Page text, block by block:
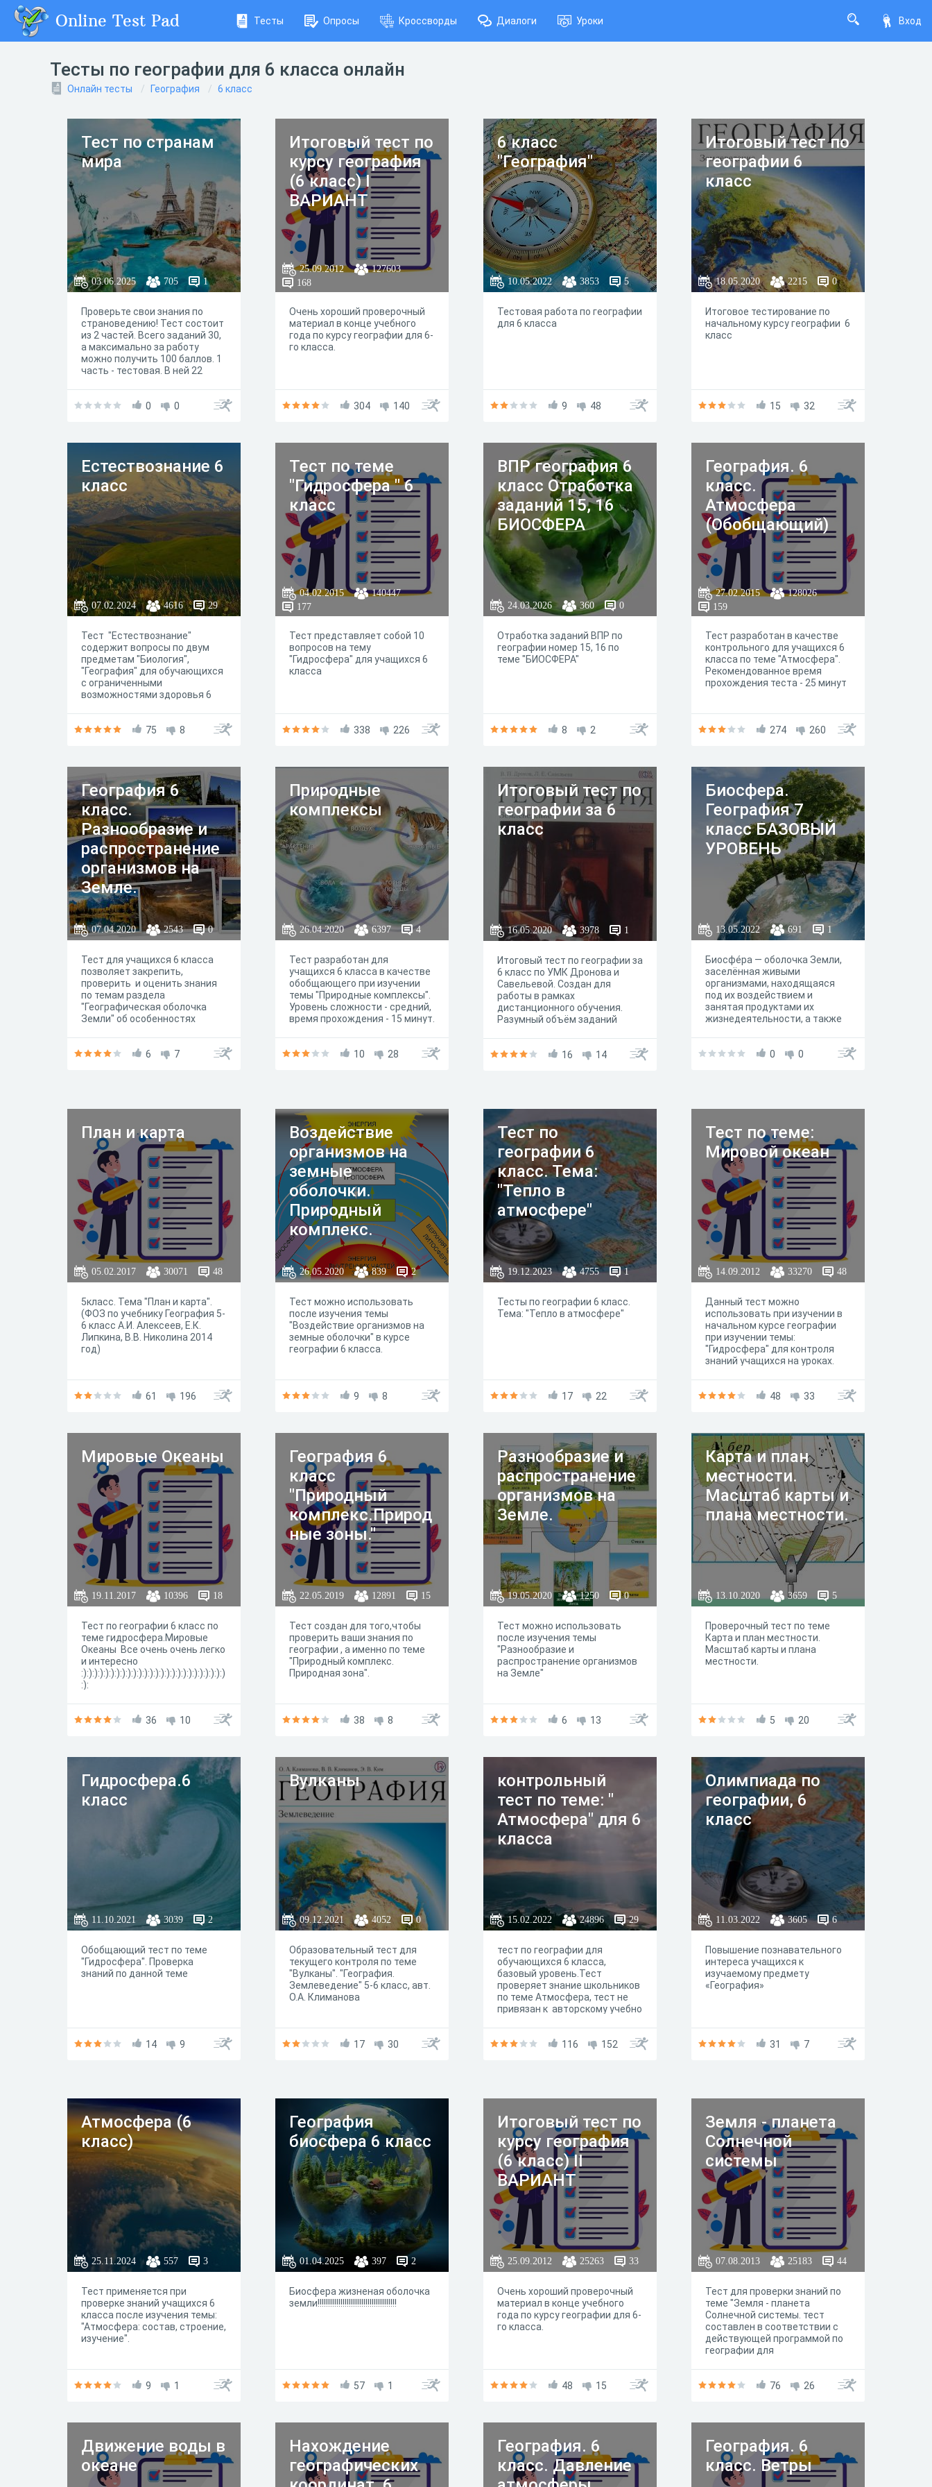
Вход
Online Test Pad Тесты Опросы Кроссворды Диалоги Уроки
Тесты по географии для 6 класса онлайн
Онлайн тесты География 6 класс
Тест по странам
мира
03.06.2025 705 1
Проверьте свои знания по
страноведению! Тест состоит
из 2 частей. Всего заданий 30,
а максимально за работу
можно получить 100 баллов. 1
часть - тестовая. В ней 22
ставится 1 балл. 2 часть -
получить максимально 78
0 0
Итоговый тест по
курсу география
(6 класс) I
ВАРИАНТ
25.09.2012
127603
168
Очень хороший проверочный
материал в конце учебного
года по курсу географии для 6-
го класса.
304 140
6 класс
"География"
10.05.2022 3853 5
Тестовая работа по географии
для 6 класса
9 48
Итоговый тест по
географии 6
класс
18.05.2020 2215 0
Итоговое тестирование по
начальному курсу географии 6
класс
15 32
Естествознание 6
класс
07.02.2024 4616 29
Тест "Естествознание"
содержит вопросы по двум
предметам "Биология",
"География" для обучающихся
с ограниченными
возможностями здоровья 6
75 8
Тест по теме
"Гидросфера " 6
класс
04.02.2015
140447
177
Тест представляет собой 10
вопросов на тему
"Гидросфера" для учащихся 6
класса
338 226
ВПР география 6
класс Отработка
заданий 15, 16
БИОСФЕРА
24.03.2026 360 0
Отработка заданий ВПР по
географии номер 15, 16 по
теме "БИОСФЕРА"
8 2
География. 6
класс.
Атмосфера
(Обобщающий)
27.02.2015
128026
159
Тест разработан в качестве
контрольного для учащихся 6
класса по теме "Атмосфера".
Рекомендованное время
прохождения теста - 25 минут
274 260
География 6
класс.
Разнообразие и
распространение
организмов на
Земле.
Природный
комплекс.
07.04.2020 2543 0
Тест для учащихся 6 класса
позволяет закрепить,
проверить и оценить знания
по темам раздела
"Географическая оболочка
Земли" об особенностях
на на суше.
6 7
Природные
комплексы
26.04.2020 6397 4
Тест разработан для
учащихся 6 класса в качестве
обобщающего при изучении
темы "Природные комплексы".
Уровень сложности - средний,
время прохождения - 15 минут.
10 28
Итоговый тест по
географии за 6
класс
16.05.2020 3978 1
Итоговый тест по географии за
6 класс по УМК Дронова и
Савельевой. Создан для
работы в рамках
дистанционного обучения.
Разумный объём заданий
16
14
Биосфера.
География 7
класс БАЗОВЫЙ
УРОВЕНЬ
13.05.2022 691 1
Биосфе́ра — оболочка Земли,
заселённая живыми
организмами, находящаяся
под их воздействием и
занятая продуктами их
жизнедеятельности, а также
условия для развития
0 0
План и карта
05.02.2017 30071 48
5класс. Тема "План и карта".
(ФОЗ по учебнику География 5-
6 класс А.И. Алексеев, Е.К.
Липкина, В.В. Николина 2014
год)
61 196
Воздействие
организмов на
земные
оболочки.
Природный
комплекс.
26.05.2020 839 2
Тест можно использовать
после изучения темы
"Воздействие организмов на
земные оболочки" в курсе
географии 6 класса.
9 8
Тест по
географии 6
класс. Тема:
"Тепло в
атмосфере"
19.12.2023 4755 1
Тесты по географии 6 класс.
Тема: "Тепло в атмосфере"
17 22
Тест по теме:
Мировой океан
14.09.2012 33270 48
Данный тест можно
использовать при изучении в
начальном курсе географии
при изучении темы:
"Гидросфера" для контроля
знаний учащихся на уроках.
48 33
Мировые Океаны
19.11.2017 10396 18
Тест по географии 6 класс по
теме гидросфера.Мировые
Океаны Все очень очень легко
и интересно
:):):):):):):):):):):):):):):):):):):):):):):):):):)
:):
36 10
География 6
класс
"Природный
комплекс.Природ
ные зоны."
22.05.2019 12891 15
Тест создан для того,чтобы
проверить ваши знания по
географии , а именно по теме
"Природный комплекс.
Природная зона".
38 8
Разнообразие и
распространение
организмов на
Земле.
19.05.2020 1250 0
Тест можно использовать
после изучения темы
"Разнообразие и
распространение организмов
на Земле"
6 13
Карта и план
местности.
Масштаб карты и
плана местности.
13.10.2020 3659 5
Проверочный тест по теме
Карта и план местности.
Масштаб карты и плана
местности.
5 20
Гидросфера.6
класс
11.10.2021 3039 2
Обобщающий тест по теме
"Гидросфера". Проверка
знаний по данной теме
14 9
Вулканы
09.12.2021 4052 0
Образовательный тест для
текущего контроля по теме
"Вулканы". "География.
Землеведение" 5-6 класс, авт.
О.А. Климанова
17 30
контрольный
тест по теме: "
Атмосфера" для 6
класса
15.02.2022 24896 29
тест по географии для
обучающихся 6 класса,
базовый уровень.Тест
проверяет знание школьников
по теме Атмосфера, тест не
привязан к авторскому учебно
системе
116 152
Олимпиада по
географии, 6
класс
11.03.2022 3605 6
Повышение познавательного
интереса учащихся к
изучаемому предмету
«География»
31 7
Атмосфера (6
класс)
25.11.2024 557 3
Тест применяется при
проверке знаний учащихся 6
класса после изучения темы:
"Атмосфера: состав, строение,
изучение".
9 1
География
биосфера 6 класс
01.04.2025 397 2
Биосфера жизненая оболочка
земли!!!!!!!!!!!!!!!!!!!!!!!!!!!!!!!!!!!!!!
57 1
Итоговый тест по
курсу география
(6 класс) II
ВАРИАНТ
25.09.2012 25263 33
Очень хороший проверочный
материал в конце учебного
года по курсу географии для 6-
го класса.
48 15
Земля - планета
Солнечной
системы
07.08.2013 25183 44
Тест для проверки знаний по
теме "Земля - планета
Солнечной системы. тест
составлен в соответствии с
действующей программой по
географии для
использоваться в классе или в
самоконтроля учащимися.
76 26
Движение воды в
океане
Нахождение
географических
География. 6
класс. Давление
География. 6
класс. Ветры